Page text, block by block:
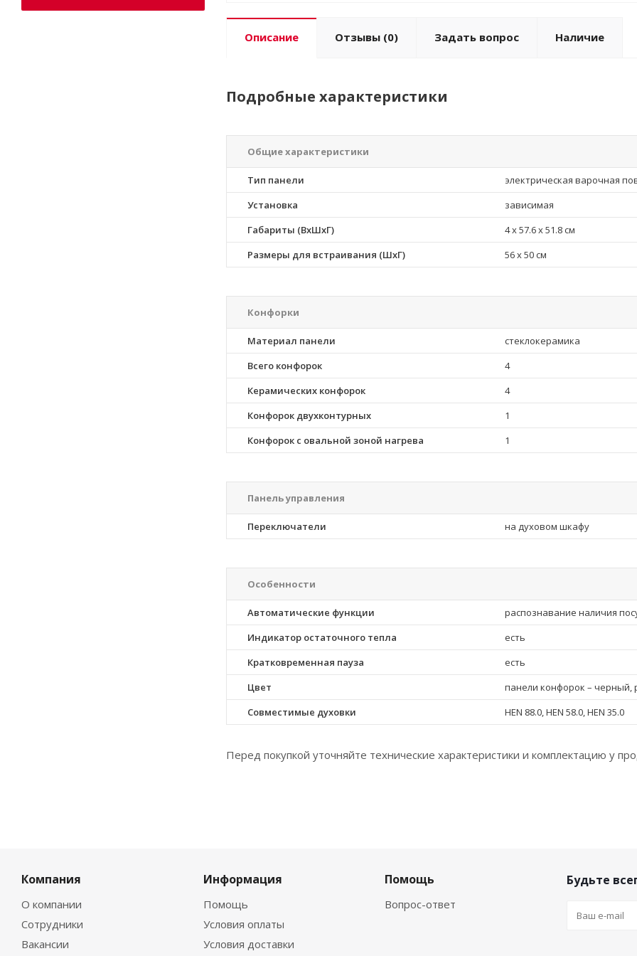
Описание Отзывы (0) Задать вопрос Наличие
Подробные характеристики
Общие характеристики
Тип панели
электрическая варочная
Установка
зависимая
Габариты (ВхШхГ)
4 x 57.6 x 51.8 см
Размеры для встраивания (ШхГ)
56 x 50 см
Конфорки
Материал панели
стеклокерамика
Всего конфорок
4
Керамических конфорок
4
Конфорок двухконтурных
1
Конфорок с овальной зоной нагрева
1
Панель управления
Переключатели на духовом шкафу
Особенности
Автоматические функции
распознавание наличия
Индикатор остаточного тепла
есть
Кратковременная пауза
есть
Цвет
панели конфорок – черный,
Совместимые духовки
HEN 88.0, HEN 58.0, HEN 35.0
Перед покупкой уточняйте технические характеристики и комплектацию у
Компания
О компании
Сотрудники
Вакансии
Информация
Помощь
Условия оплаты
Условия доставки
Помощь
Вопрос-ответ
Будьте